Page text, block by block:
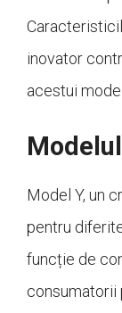
inovator
acestui
Model Y, un
pentru
funcție de
consumatorii